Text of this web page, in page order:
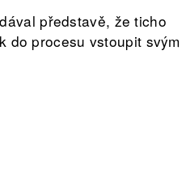
představě, že ticho
do procesu vstoupit svým